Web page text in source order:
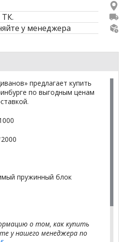
у менеджера
предлагает купить
по выгодным ценам
пружинный блок
о том, как купить
у нашего менеджера по